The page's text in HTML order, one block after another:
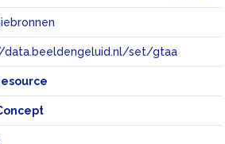
data.beeldengeluid.nl/set/gtaa